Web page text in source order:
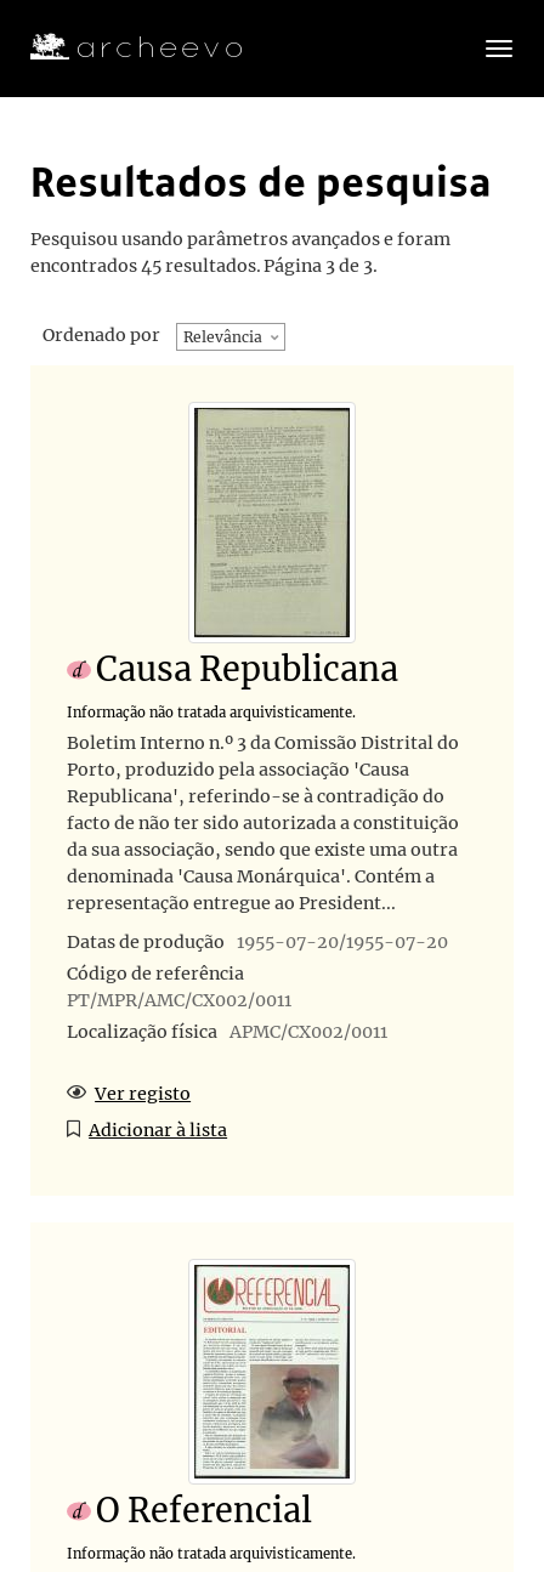
Toggle
Resultados de pesquisa
Pesquisou usando parâmetros avançados e foram
encontrados 45 resultados.Página 3 de 3.
Ordenado por Relevância
Causa Republicana
Informação não tratada arquivisticamente.
Boletim Interno n.º 3 da Comissão Distrital do
Porto, produzido pela associação 'Causa
Republicana', referindo-se à contradição do
facto de não ter sido autorizada a constituição
da sua associação, sendo que existe uma outra
denominada 'Causa Monárquica'. Contém a
representação entregue ao President...
Datas de produção
1955-07-20/1955-07-20
Código de referência
PT/MPR/AMC/CX002/0011
Localização física APMC/CX002/0011
Ver registo
Adicionar à lista
O Referencial
Informação não tratada arquivisticamente.